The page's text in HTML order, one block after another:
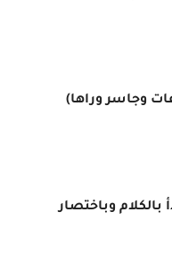
وجاسر وراها)
وباختصار